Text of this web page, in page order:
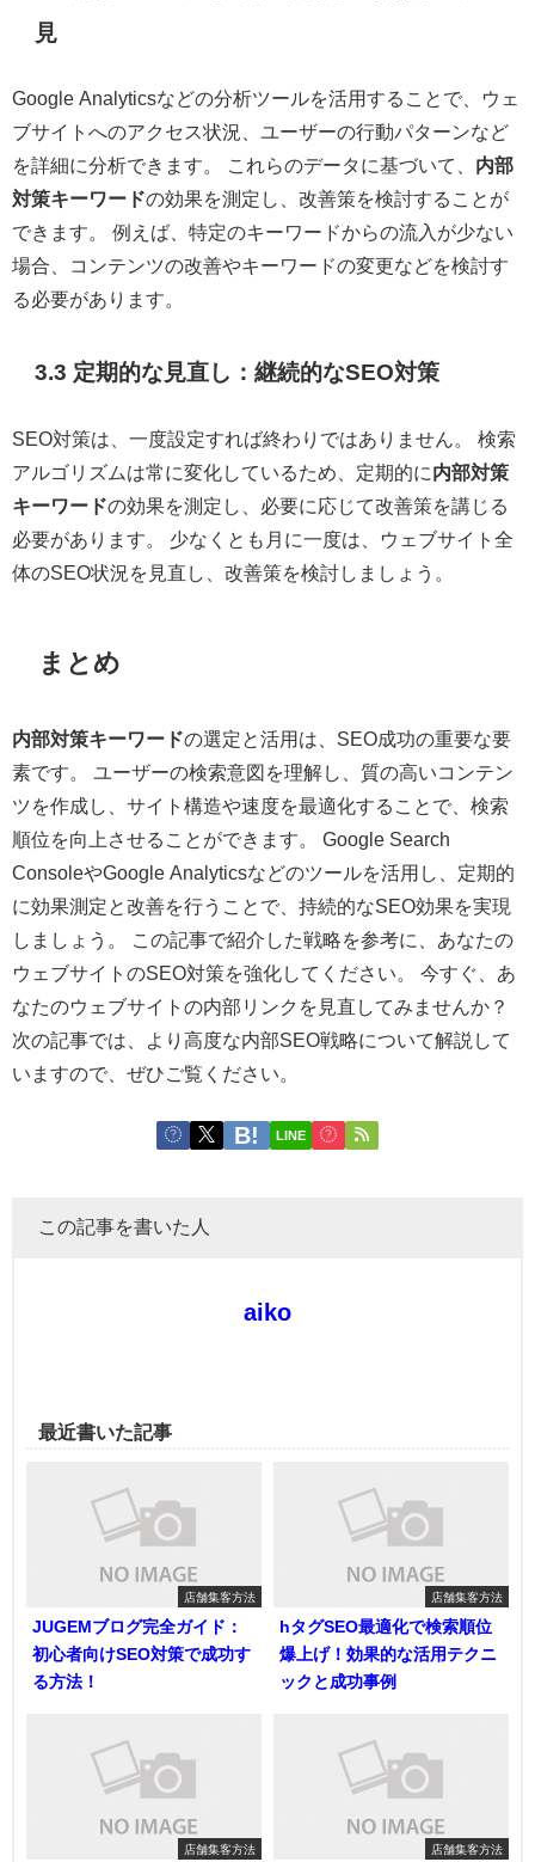
見
Google Analyticsなどの分析ツールを活用することで、ウェ
ブサイトへのアクセス状況、ユーザーの行動パターンなど
を詳細に分析できます。 これらのデータに基づいて、 内部
対策キーワードの効果を測定し、改善策を検討することが
できます。 例えば、特定のキーワードからの流入が少ない
場合、コンテンツの改善やキーワードの変更などを検討す
る必要があります。
3.3 定期的な見直し：継続的なSEO対策
SEO対策は、一度設定すれば終わりではありません。 検索
アルゴリズムは常に変化しているため、定期的に内部対策
キーワードの効果を測定し、必要に応じて改善策を講じる
必要があります。 少なくとも月に一度は、ウェブサイト全
体のSEO状況を見直し、改善策を検討しましょう。
まとめ
内部対策キーワードの選定と活用は、SEO成功の重要な要
素です。 ユーザーの検索意図を理解し、質の高いコンテン
ツを作成し、サイト構造や速度を最適化することで、検索
順位を向上させることができます。 Google Search
ConsoleやGoogle Analyticsなどのツールを活用し、定期的
に効果測定と改善を行うことで、持続的なSEO効果を実現
しましょう。 この記事で紹介した戦略を参考に、あなたの
ウェブサイトのSEO対策を強化してください。 今すぐ、あ
なたのウェブサイトの内部リンクを見直してみませんか？
次の記事では、より高度な内部SEO戦略について解説して
いますので、ぜひご覧ください。
LINE
この記事を書いた人
aiko
最近書いた記事
店舗集客方法
JUGEMブログ完全ガイド：
初心者向けSEO対策で成功す
る方法！
店舗集客方法
hタグSEO最適化で検索順位
爆上げ！効果的な活用テクニ
ックと成功事例
店舗集客方法 店舗集客方法